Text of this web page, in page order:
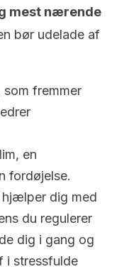
mest nærende
bør udelade af
fremmer
en
fordøjelse.
hjælper dig med
du regulerer
dig i gang og
i stressfulde